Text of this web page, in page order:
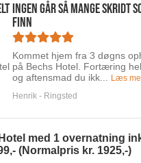
Ingen går så mange skridt
Finn
Kommet hjem fra 3 døgns
på Bechs Hotel. Fortæring
og aftensmad du ikk...
Læs
Henrik - Ringsted
med 1 overnatning
(Normalpris kr. 1925,-)